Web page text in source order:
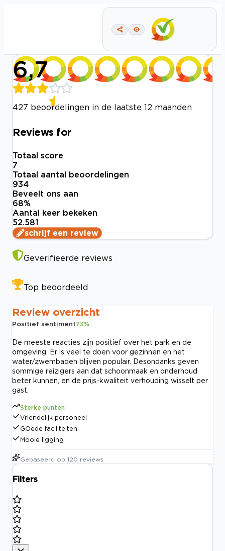
6,7
427 beoordelingen in de laatste 12 maanden
Reviews for
Totaal score
7
Totaal aantal beoordelingen
934
Beveelt ons aan
68%
Aantal keer bekeken
52.581
schrijf een review
Geverifieerde reviews
Top beoordeeld
Review overzicht
Positief sentiment73%
De meeste reacties zijn positief over het park en de
omgeving. Er is veel te doen voor gezinnen en het
water/zwembaden blijven populair. Desondanks geven
sommige reizigers aan dat schoonmaak en onderhoud
beter kunnen, en de prijs-kwaliteit verhouding wisselt per
gast.
Sterke punten
Vriendelijk personeel
GOede faciliteiten
Mooie ligging
Gebaseerd op 120 reviews
Filters